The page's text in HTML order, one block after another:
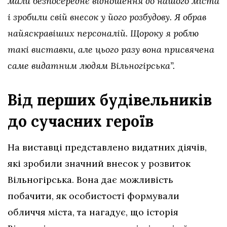
і зробили свій внесок у його розбудову. Я обрав
найяскравіших персоналій. Щороку я роблю
такі виставки, але цього разу вона присвячена
саме видатним людям Вільногірська”.
Від перших будівельників
до сучасних героїв
На виставці представлено видатних діячів,
які зробили значний внесок у розвиток
Вільногірська. Вона дає можливість
побачити, як особистості формували
обличчя міста, та нагадує, що історія